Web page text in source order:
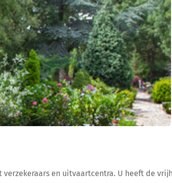
en uitvaartcentra. U heeft de